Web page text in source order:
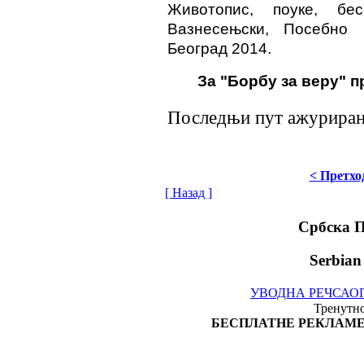
Животопис, поуке,
Вазнесењски,
Београд 2014.
За "Борбу за веру"
Последњи пут
<
[ Назад ]
Србска
УВОДНА РЕЧ
БЕСПЛАТНЕ